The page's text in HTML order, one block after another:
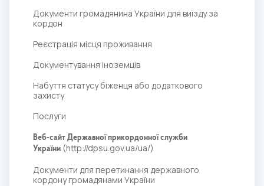
Документи громадянина України для виїзду за
кордон
Реєстрація місця проживання
Документування іноземців
Набуття статусу біженця або додаткового
захисту
Послуги
Веб-сайт Державної прикордонної служби
України (http://dpsu.gov.ua/ua/)
Документи для перетинання державного
кордону громадянами України